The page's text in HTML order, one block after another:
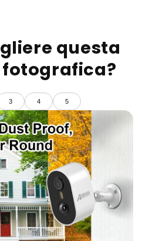
questa
3 4 5